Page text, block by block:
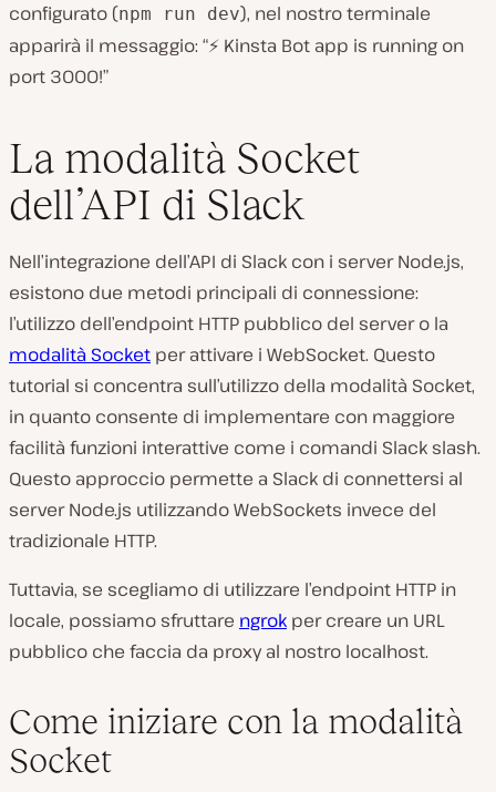
configurato (npm run dev), nel nostro terminale
apparirà il messaggio: “⚡️ Kinsta Bot app is running on
port 3000!”
La modalità Socket
dell’API di Slack
Nell’integrazione dell’API di Slack con i server Node.js,
esistono due metodi principali di connessione:
l’utilizzo dell’endpoint HTTP pubblico del server o la
modalità Socket per attivare i WebSocket. Questo
tutorial si concentra sull’utilizzo della modalità Socket,
in quanto consente di implementare con maggiore
facilità funzioni interattive come i comandi Slack slash.
Questo approccio permette a Slack di connettersi al
server Node.js utilizzando WebSockets invece del
tradizionale HTTP.
Tuttavia, se scegliamo di utilizzare l’endpoint HTTP in
locale, possiamo sfruttare ngrok per creare un URL
pubblico che faccia da proxy al nostro localhost.
Come iniziare con la modalità
Socket